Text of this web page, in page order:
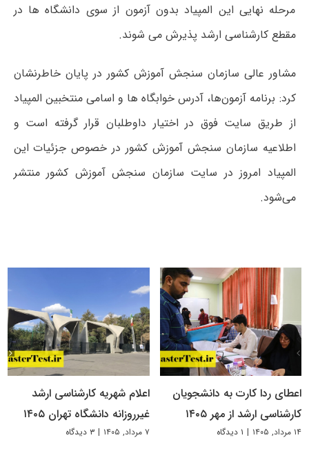
مرحله نهایی این المپیاد بدون آزمون از سوی دانشگاه ها در
مقطع کارشناسی ارشد پذیرش می شوند.
مشاور عالی سازمان سنجش آموزش کشور در پایان خاطرنشان
کرد: برنامه آزمون‌­ها، آدرس خوابگاه‌ ها و اسامی منتخبین المپیاد
از طریق سایت فوق در اختیار داوطلبان قرار گرفته است و
اطلاعیه سازمان سنجش آموزش کشور در خصوص جزئیات این
المپیاد امروز در سایت سازمان سنجش آموزش کشور منتشر
می‌شود.
اعطای ردا کارت به دانشجویان
کارشناسی ارشد از مهر ۱۴۰۵
۱۴ مرداد, ۱۴۰۵ | ۱ دیدگاه
اعلام شهریه کارشناسی ارشد
غیرروزانه دانشگاه تهران ۱۴۰۵
۷ مرداد, ۱۴۰۵ | ۳ دیدگاه